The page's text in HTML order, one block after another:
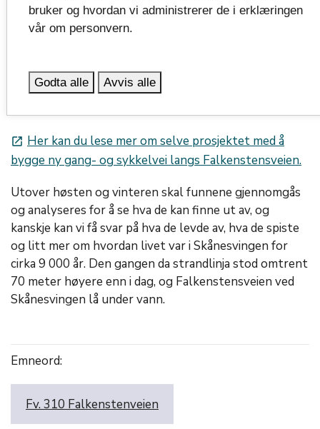
– Det er veldig gøy at kulturminnet ved Skaane
pukkverk og Skånesvingen har hatt gitt så store funn,
Tone Amundrud. Det var veldig interessant å se og
høre om alt det arkeologene har funnet og
launch Her kan du lese mer om selve prosjektet med å
bygge ny gang- og sykkelvei langs Falkenstensveien.
Utover høsten og vinteren skal funnene gjennomgås
og analyseres for å se hva de kan finne ut av, og
kanskje kan vi få svar på hva de levde av, hva de spiste
og litt mer om hvordan livet var i Skånesvingen for
cirka 9 000 år. Den gangen da strandlinja stod omtrent
70 meter høyere enn i dag, og Falkenstensveien ved
Skånesvingen lå under vann.
Emneord:
Fv. 310 Falkenstenveien
bruker og hvordan vi administrerer de i erklæringen
vår om personvern.
Godta alle Avvis alle